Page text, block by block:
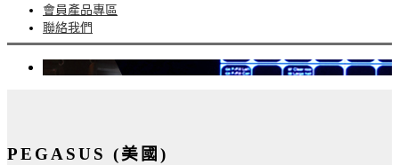
會員產品專區
聯絡我們
PEGASUS (美國)